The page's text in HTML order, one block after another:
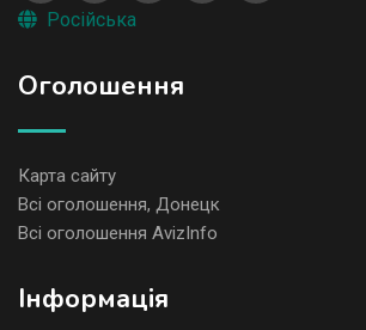
Російська
Оголошення
Карта сайту
Всі оголошення, Донецк
Всі оголошення AvizInfo
Iнформація